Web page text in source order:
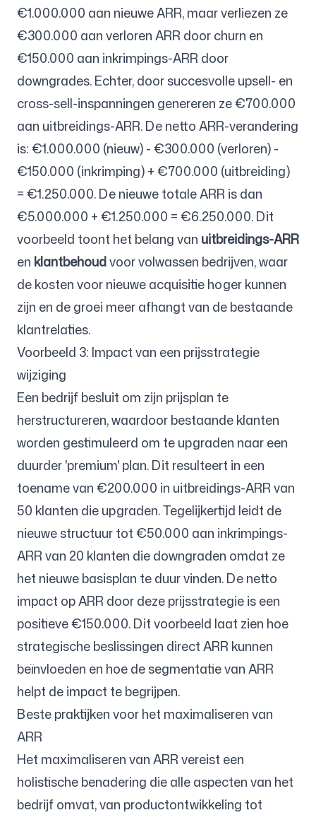
€1.000.000 aan nieuwe ARR, maar verliezen ze
€300.000 aan verloren ARR door churn en
€150.000 aan inkrimpings-ARR door
downgrades. Echter, door succesvolle upsell- en
cross-sell-inspanningen genereren ze €700.000
aan uitbreidings-ARR. De netto ARR-verandering
is: €1.000.000 (nieuw) - €300.000 (verloren) -
€150.000 (inkrimping) + €700.000 (uitbreiding)
= €1.250.000. De nieuwe totale ARR is dan
€5.000.000 + €1.250.000 = €6.250.000. Dit
voorbeeld toont het belang van uitbreidings-ARR
en klantbehoudvoor volwassen bedrijven, waar
de kosten voor nieuwe acquisitie hoger kunnen
zijn en de groei meer afhangt van de bestaande
klantrelaties.
Voorbeeld 3: Impact van een prijsstrategie
wijziging
Een bedrijf besluit om zijn prijsplan te
herstructureren, waardoor bestaande klanten
worden gestimuleerd om te upgraden naar een
duurder 'premium' plan. Dit resulteert in een
toename van €200.000 in uitbreidings-ARR van
50 klanten die upgraden. Tegelijkertijd leidt de
nieuwe structuur tot €50.000 aan inkrimpings-
ARR van 20 klanten die downgraden omdat ze
het nieuwe basisplan te duur vinden. De netto
impact op ARR door deze prijsstrategie is een
positieve €150.000. Dit voorbeeld laat zien hoe
strategische beslissingen direct ARR kunnen
beïnvloeden en hoe de segmentatie van ARR
helpt de impact te begrijpen.
Beste praktijken voor het maximaliseren van
ARR
Het maximaliseren van ARR vereist een
holistische benadering die alle aspecten van het
bedrijf omvat, van productontwikkeling tot